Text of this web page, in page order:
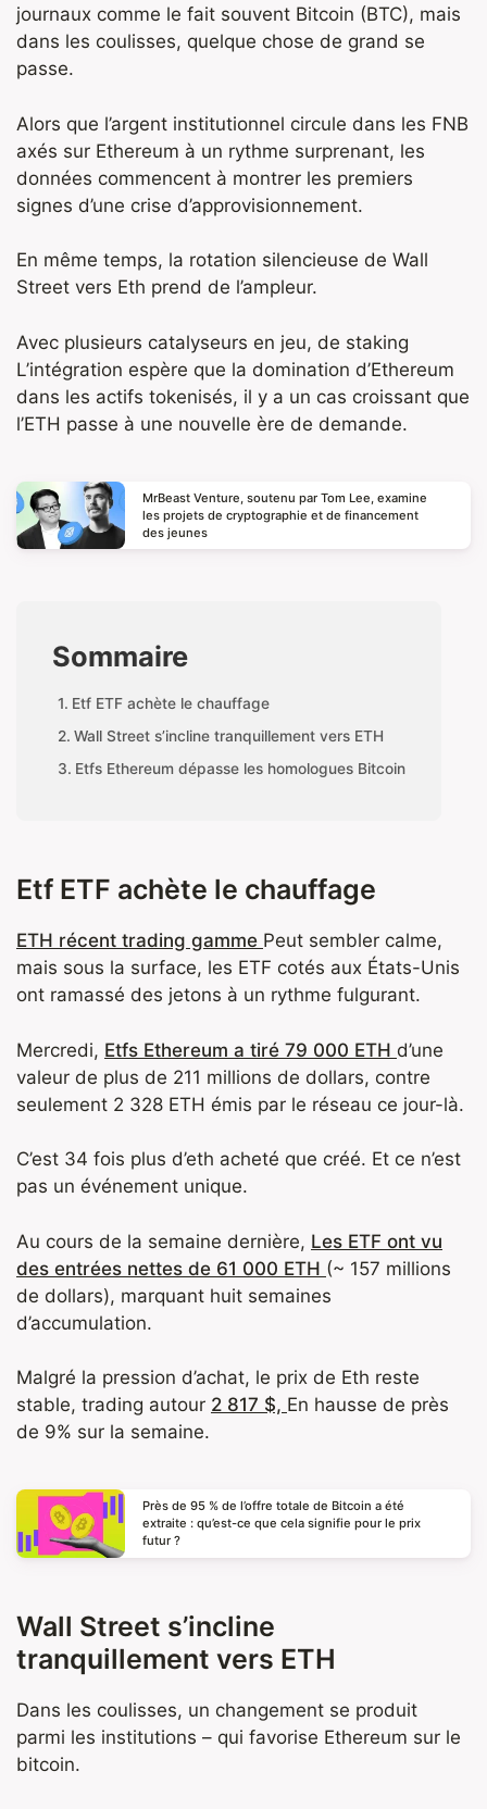
journaux comme le fait souvent Bitcoin (BTC), mais
dans les coulisses, quelque chose de grand se
passe.
Alors que l’argent institutionnel circule dans les FNB
axés sur Ethereum à un rythme surprenant, les
données commencent à montrer les premiers
signes d’une crise d’approvisionnement.
En même temps, la rotation silencieuse de Wall
Street vers Eth prend de l’ampleur.
Avec plusieurs catalyseurs en jeu, de staking
L’intégration espère que la domination d’Ethereum
dans les actifs tokenisés, il y a un cas croissant que
l’ETH passe à une nouvelle ère de demande.
MrBeast Venture, soutenu par Tom Lee, examine
les projets de cryptographie et de financement
des jeunes
Sommaire
Etf ETF achète le chauffage
Wall Street s’incline tranquillement vers ETH
Etfs Ethereum dépasse les homologues Bitcoin
Etf ETF achète le chauffage
ETH récent trading gamme Peut sembler calme,
mais sous la surface, les ETF cotés aux États-Unis
ont ramassé des jetons à un rythme fulgurant.
Mercredi, Etfs Ethereum a tiré 79 000 ETH d’une
valeur de plus de 211 millions de dollars, contre
seulement 2 328 ETH émis par le réseau ce jour-là.
C’est 34 fois plus d’eth acheté que créé. Et ce n’est
pas un événement unique.
Au cours de la semaine dernière, Les ETF ont vu
des entrées nettes de 61 000 ETH (~ 157 millions
de dollars), marquant huit semaines
d’accumulation.
Malgré la pression d’achat, le prix de Eth reste
stable, trading autour 2 817 $, En hausse de près
de 9% sur la semaine.
Près de 95 % de l’offre totale de Bitcoin a été
extraite : qu’est-ce que cela signifie pour le prix
futur ?
Wall Street s’incline
tranquillement vers ETH
Dans les coulisses, un changement se produit
parmi les institutions – qui favorise Ethereum sur le
bitcoin.